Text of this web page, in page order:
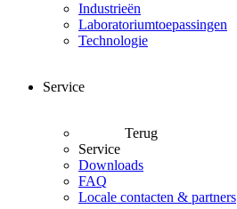
Industrieën
Laboratoriumtoepassingen
Technologie
Service
Terug
Service
Downloads
FAQ
Locale contacten & partners